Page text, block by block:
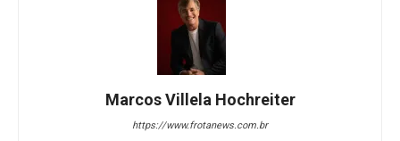
Marcos Villela Hochreiter
https://www.frotanews.com.br